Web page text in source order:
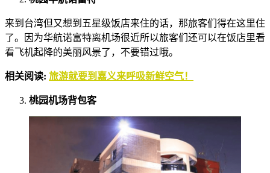
来到台湾但又想到五星级饭店来住的话，那旅客们得在这里住
了。因为华航诺富特离机场很近所以旅客们还可以在饭店里看
看飞机起降的美丽风景了，不要错过哦。
相关阅读: 旅游就要到嘉义来呼吸新鲜空气！
桃园机场背包客